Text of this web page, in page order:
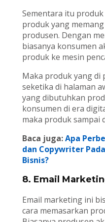
Sementara itu
produk yang
produsen. Dengan
biasanya konsumen
produk ke mesin
Maka produk yang di
seketika di halaman
yang dibutuhkan
konsumen di era
maka produk sampai
Baca juga:Apa
dan Copywriter
Bisnis?
8. Email
Email marketing ini
cara memasarkan